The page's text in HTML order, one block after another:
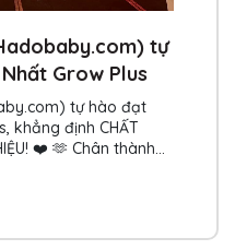
tự
Grow Plus
tự hào đạt
khẳng định CHẤT
❤️ 🫶 Chân thành